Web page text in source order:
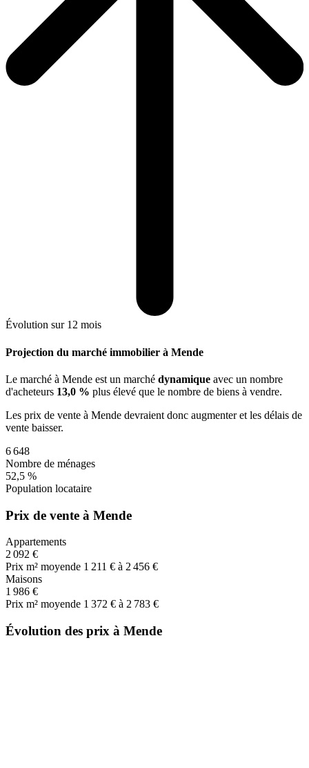
Évolution sur 12 mois
Projection du marché immobilier à Mende
Le marché à Mende est un marché dynamique avec un nombre
d'acheteurs 13,0 % plus élevé que le nombre de biens à vendre.
Les prix de vente à Mende devraient donc augmenteret les délais de
vente baisser.
6 648
Nombre de ménages
52,5 %
Population locataire
Prix de vente à Mende
Appartements
2 092 €
Prix m² moyende 1 211 € à 2 456 €
Maisons
1 986 €
Prix m² moyende 1 372 € à 2 783 €
Évolution des prix à Mende